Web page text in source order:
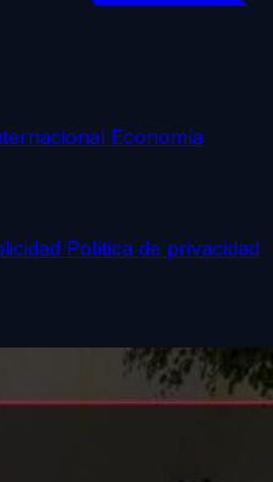
Economía
Política de privacidad